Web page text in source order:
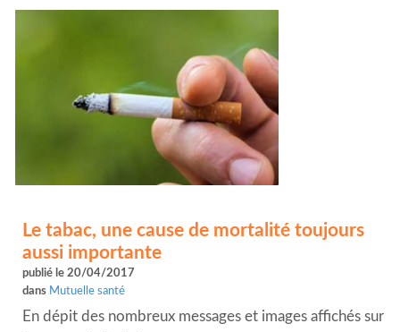
Le tabac, une cause de mortalité toujours
aussi importante
publié le 20/04/2017
dans Mutuelle santé
En dépit des nombreux messages et images affichés sur